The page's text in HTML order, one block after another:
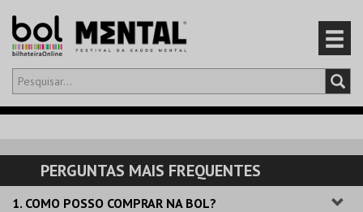
Olá,iniciar sessão
CARRINHO
EVENTOS
PERGUNTAS MAIS FREQUENTES
1. COMO POSSO COMPRAR NA BOL?